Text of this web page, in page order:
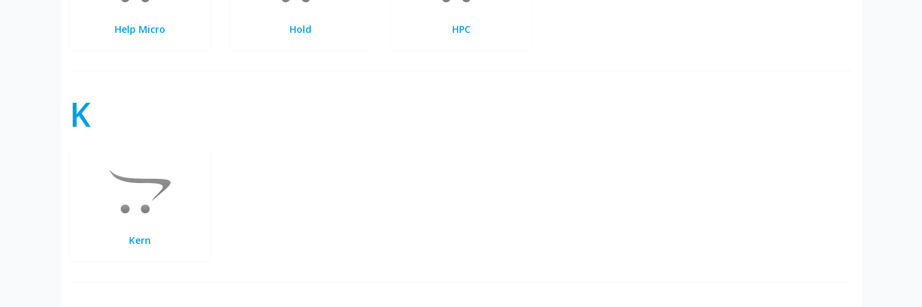
Help Micro Hold HPC
K
Kern